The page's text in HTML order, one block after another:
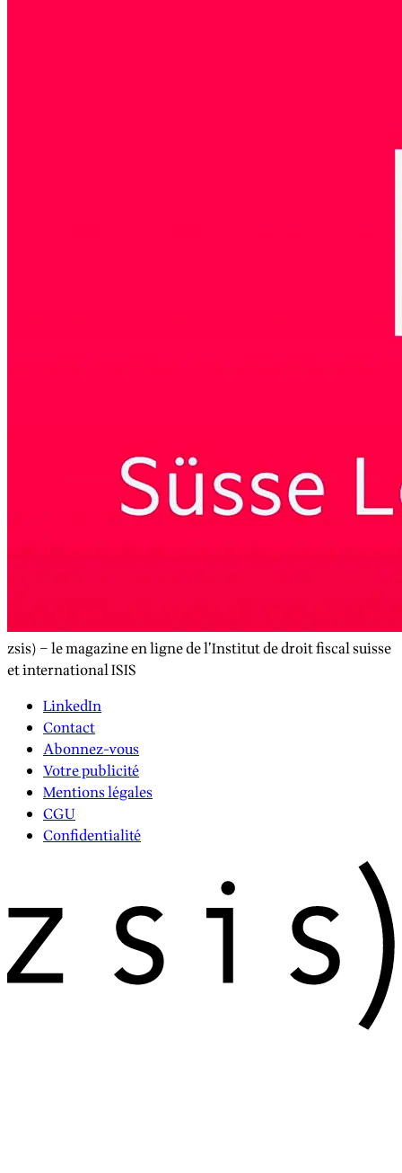
zsis) – le magazine en ligne de l’Institut de droit fiscal suisse
et international ISIS
LinkedIn
Contact
Abonnez-vous
Votre publicité
Mentions légales
CGU
Confidentialité